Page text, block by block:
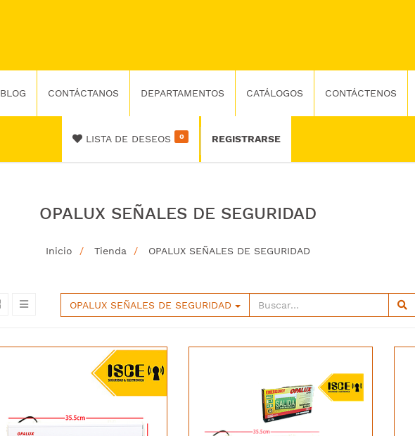
BLOG CONTÁCTANOS DEPARTAMENTOS CATÁLOGOS CONTÁCTENOS
LISTA DE DESEOS 0 REGISTRARSE
OPALUX SEÑALES DE SEGURIDAD
Inicio Tienda OPALUX SEÑALES DE SEGURIDAD
OPALUX SEÑALES DE SEGURIDAD